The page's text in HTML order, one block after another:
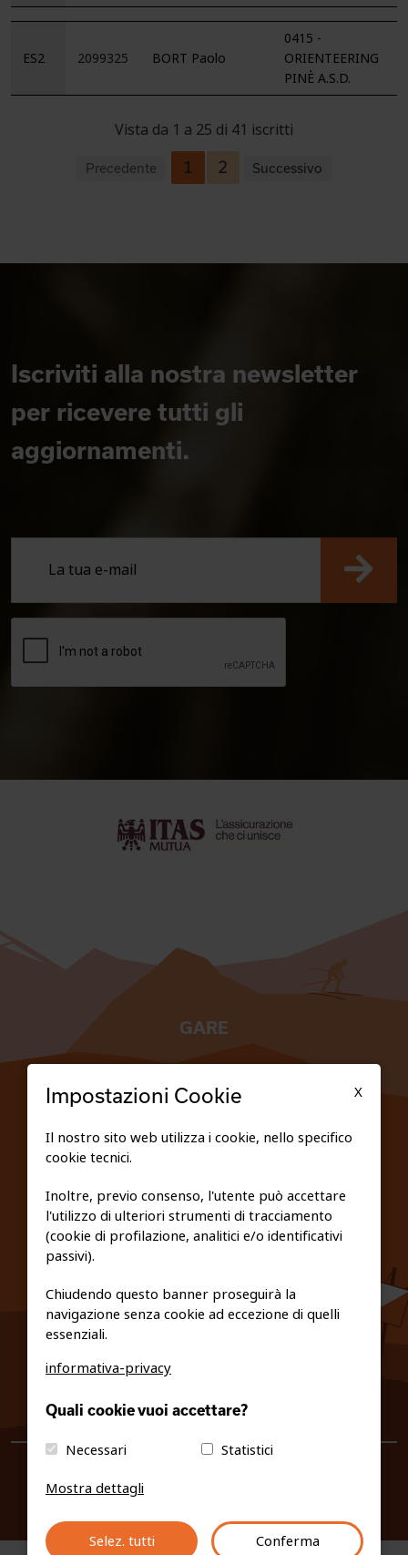
ES2 2099325 BORT Paolo
0415 -
ORIENTEERING
PINÈ A.S.D.
Vista da 1 a 25 di 41 iscritti
Precedente 1 2 Successivo
Iscriviti alla nostra newsletter
per ricevere tutti gli
aggiornamenti.
GARE
PRIVACY E COOKIE POLICY
info@fiso.it|fiso@pec-mail.eu
X
Impostazioni Cookie
Il nostro sito web utilizza i cookie, nello specifico
cookie tecnici.
Inoltre, previo consenso, l'utente può accettare
l'utilizzo di ulteriori strumenti di tracciamento
(cookie di profilazione, analitici e/o identificativi
passivi).
Chiudendo questo banner proseguirà la
navigazione senza cookie ad eccezione di quelli
essenziali.
informativa-privacy
Quali cookie vuoi accettare?
Necessari
Statistici
Mostra dettagli
Selez. tutti Conferma